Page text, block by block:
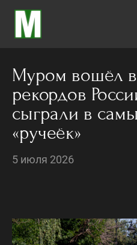
Муром вошёл
рекордов
сыграли в
«ручеёк»
5 июля 2026